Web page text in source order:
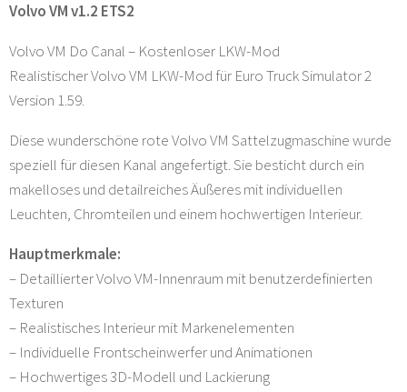
Volvo VM v1.2 ETS2
Volvo VM Do Canal – Kostenloser LKW-Mod
Realistischer Volvo VM LKW-Mod für Euro Truck Simulator 2
Version 1.59.
Diese wunderschöne rote Volvo VM Sattelzugmaschine wurde
speziell für diesen Kanal angefertigt. Sie besticht durch ein
makelloses und detailreiches Äußeres mit individuellen
Leuchten, Chromteilen und einem hochwertigen Interieur.
Hauptmerkmale:
– Detaillierter Volvo VM-Innenraum mit benutzerdefinierten
Texturen
– Realistisches Interieur mit Markenelementen
– Individuelle Frontscheinwerfer und Animationen
– Hochwertiges 3D-Modell und Lackierung